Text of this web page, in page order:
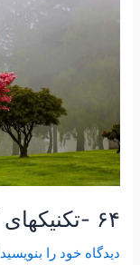
۶۴ -تکنیکهای کسب آرامش
دیدگاه‌ خود را بنویسید
-تکنیکهای